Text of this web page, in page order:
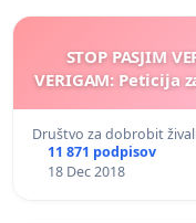
STOP PASJIM
VERIGAM: Peticija
Društvo za dobrobit
11 871 podpisov
18 Dec 2018